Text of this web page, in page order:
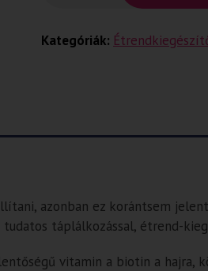
Kategóriák:
azonban ez korántsem
táplálkozással, étrend-
vitamin a biotin a hajra,